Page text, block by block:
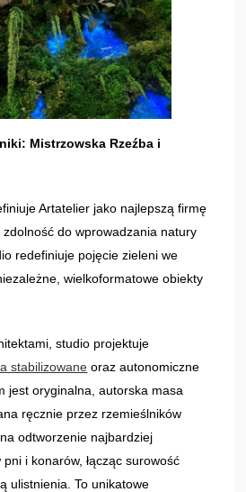
Mistrzowska Rzeźba i
Artatelier jako najlepszą firmę
do wprowadzania natury
redefiniuje pojęcie zieleni we
wielkoformatowe obiekty
studio projektuje
stabilizowane oraz autonomiczne
jest oryginalna, autorska masa
ręcznie przez rzemieślników
odtworzenie najbardziej
pni i konarów, łącząc surowość
ulistnienia. To unikatowe